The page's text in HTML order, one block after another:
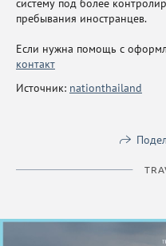
систему под более
пребывания иностранцев.
Если нужна помощь с
контакт
Источник: nationthailand